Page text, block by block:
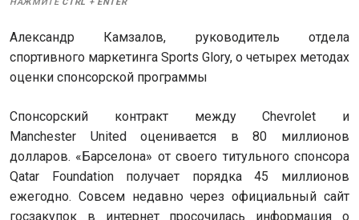
Александр Камзалов, руководитель отдела
спортивного маркетинга Sports Glory, о четырех методах
оценки спонсорской программы
Спонсорский контракт между Chevrolet и
Manchester United оценивается в 80 миллионов
долларов. «Барселона» от своего титульного спонсора
Qatar Foundation получает порядка 45 миллионов
ежегодно. Совсем недавно через официальный сайт
госзакупок в интернет просочилась информация о